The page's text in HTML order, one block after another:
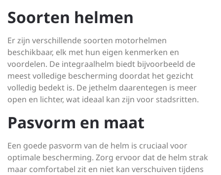
Soorten helmen
Er zijn verschillende soorten motorhelmen
beschikbaar, elk met hun eigen kenmerken en
voordelen. De integraalhelm biedt bijvoorbeeld de
meest volledige bescherming doordat het gezicht
volledig bedekt is. De jethelm daarentegen is meer
open en lichter, wat ideaal kan zijn voor stadsritten.
Pasvorm en maat
Een goede pasvorm van de helm is cruciaal voor
optimale bescherming. Zorg ervoor dat de helm strak
maar comfortabel zit en niet kan verschuiven tijdens